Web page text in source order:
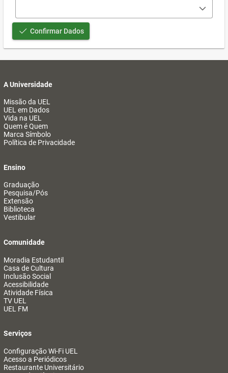
Confirmar Dados
A Universidade
Missão da UEL
UEL em Dados
Vida na UEL
Quem é Quem
Marca Símbolo
Política de Privacidade
Ensino
Graduação
Pesquisa/Pós
Extensão
Biblioteca
Vestibular
Comunidade
Moradia Estudantil
Casa de Cultura
Inclusão Social
Acessibilidade
Atividade Física
TV UEL
UEL FM
Serviços
Configuração Wi-Fi UEL
Acesso a Periódicos
Restaurante Universitário